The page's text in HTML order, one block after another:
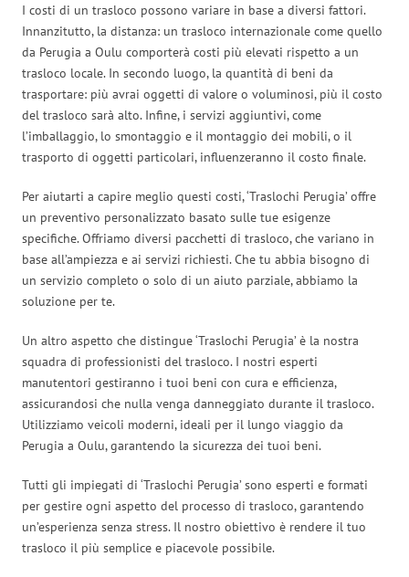
I costi di un trasloco possono variare in base a diversi fattori.
Innanzitutto, la distanza: un trasloco internazionale come quello
da Perugia a Oulu comporterà costi più elevati rispetto a un
trasloco locale. In secondo luogo, la quantità di beni da
trasportare: più avrai oggetti di valore o voluminosi, più il costo
del trasloco sarà alto. Infine, i servizi aggiuntivi, come
l’imballaggio, lo smontaggio e il montaggio dei mobili, o il
trasporto di oggetti particolari, influenzeranno il costo finale.
Per aiutarti a capire meglio questi costi, ‘Traslochi Perugia’ offre
un preventivo personalizzato basato sulle tue esigenze
specifiche. Offriamo diversi pacchetti di trasloco, che variano in
base all’ampiezza e ai servizi richiesti. Che tu abbia bisogno di
un servizio completo o solo di un aiuto parziale, abbiamo la
soluzione per te.
Un altro aspetto che distingue ‘Traslochi Perugia’ è la nostra
squadra di professionisti del trasloco. I nostri esperti
manutentori gestiranno i tuoi beni con cura e efficienza,
assicurandosi che nulla venga danneggiato durante il trasloco.
Utilizziamo veicoli moderni, ideali per il lungo viaggio da
Perugia a Oulu, garantendo la sicurezza dei tuoi beni.
Tutti gli impiegati di ‘Traslochi Perugia’ sono esperti e formati
per gestire ogni aspetto del processo di trasloco, garantendo
un’esperienza senza stress. Il nostro obiettivo è rendere il tuo
trasloco il più semplice e piacevole possibile.